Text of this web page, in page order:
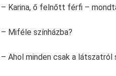
– Karina, ő felnőtt férfi –
– Miféle színházba?
– Ahol minden csak a látszatról